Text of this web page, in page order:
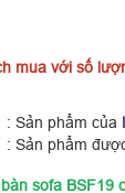
mua với số
phẩm của
phẩm được
sofa BSF19